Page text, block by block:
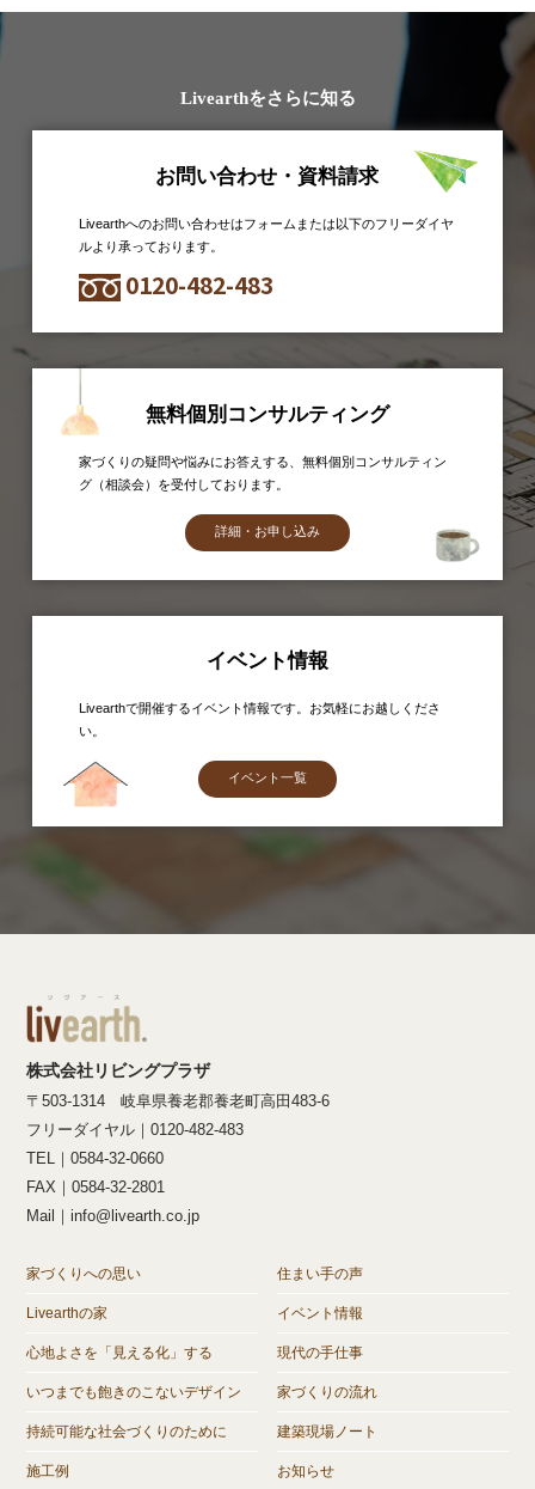
Livearthをさらに知る
お問い合わせ・資料請求
Livearthへのお問い合わせはフォームまたは以下のフリーダイヤ
ルより承っております。
0120-482-483
無料個別コンサルティング
家づくりの疑問や悩みにお答えする、無料個別コンサルティン
グ（相談会）を受付しております。
詳細・お申し込み
イベント情報
Livearthで開催するイベント情報です。お気軽にお越しくださ
い。
イベント一覧
株式会社リビングプラザ
〒503-1314 岐阜県養老郡養老町高田483-6
フリーダイヤル｜0120-482-483
TEL｜0584-32-0660
FAX｜0584-32-2801
Mail｜info@livearth.co.jp
家づくりへの思い
Livearthの家
心地よさを「見える化」する
いつまでも飽きのこないデザイン
持続可能な社会づくりのために
施工例
住まい手の声
イベント情報
現代の手仕事
家づくりの流れ
建築現場ノート
お知らせ